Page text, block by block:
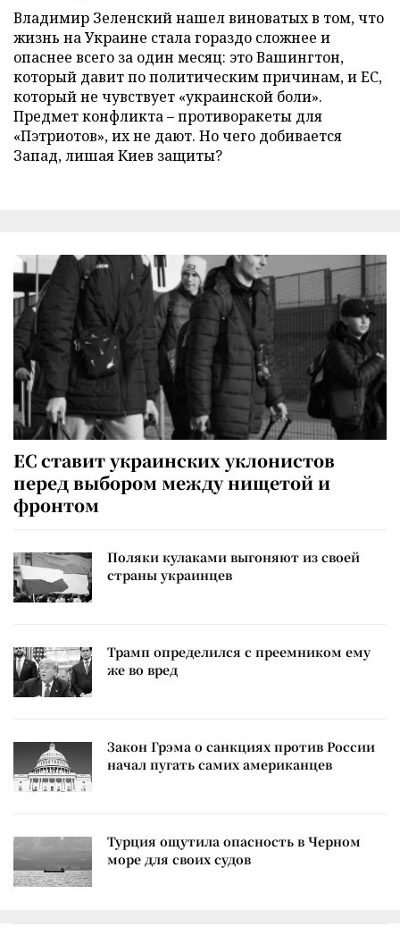
Владимир Зеленский нашел виноватых в том, что
жизнь на Украине стала гораздо сложнее и
опаснее всего за один месяц: это Вашингтон,
который давит по политическим причинам, и ЕС,
который не чувствует «украинской боли».
Предмет конфликта – противоракеты для
«Пэтриотов», их не дают. Но чего добивается
Запад, лишая Киев защиты?
ЕС ставит украинских уклонистов
перед выбором между нищетой и
фронтом
Поляки кулаками выгоняют из своей
страны украинцев
Трамп определился с преемником ему
же во вред
Закон Грэма о санкциях против России
начал пугать самих американцев
Турция ощутила опасность в Черном
море для своих судов